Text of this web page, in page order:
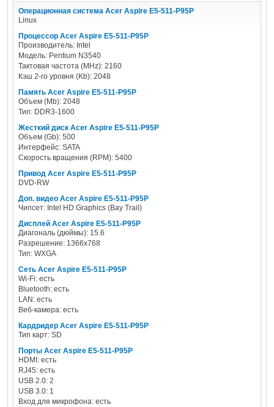
Операционная система Acer Aspire E5-511-P95P
Linux
Процессор Acer Aspire E5-511-P95P
Производитель: Intel
Модель: Pentium N3540
Тактовая частота (MHz): 2160
Кэш 2-го уровня (Kb): 2048
Память Acer Aspire E5-511-P95P
Объем (Mb): 2048
Тип: DDR3-1600
Жесткий диск Acer Aspire E5-511-P95P
Объем (Gb): 500
Интерфейс: SATA
Скорость вращения (RPM): 5400
Привод Acer Aspire E5-511-P95P
DVD-RW
Доп. видео Acer Aspire E5-511-P95P
Чипсет: Intel HD Graphics (Bay Trail)
Дисплей Acer Aspire E5-511-P95P
Диагональ (дюймы): 15.6
Разрешение: 1366x768
Тип: WXGA
Сеть Acer Aspire E5-511-P95P
Wi-Fi: есть
Bluetooth: есть
LAN: есть
Веб-камера: есть
Кардридер Acer Aspire E5-511-P95P
Тип карт: SD
Порты Acer Aspire E5-511-P95P
HDMI: есть
RJ45: есть
USB 2.0: 2
USB 3.0: 1
Вход для микрофона: есть